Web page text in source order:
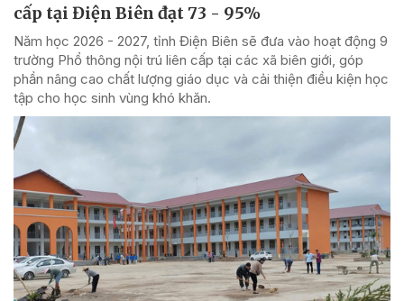
cấp tại Điện Biên đạt 73 - 95%
Năm học 2026 - 2027, tỉnh Điện Biên sẽ đưa vào hoạt động 9
trường Phổ thông nội trú liên cấp tại các xã biên giới, góp
phần nâng cao chất lượng giáo dục và cải thiện điều kiện học
tập cho học sinh vùng khó khăn.